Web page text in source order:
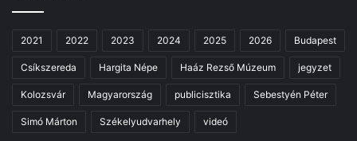
2021 2022 2023 2024 2025 2026 Budapest
Csíkszereda Hargita Népe Haáz Rezső Múzeum jegyzet
Kolozsvár Magyarország publicisztika Sebestyén Péter
Simó Márton Székelyudvarhely videó